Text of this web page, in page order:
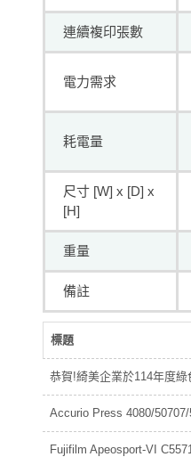
連續複印張數
電力需求
耗電量
尺寸 [W] x [D] x
[H]
重量
備註
標題
恭賀!綺美企業於114年度
Accurio Press 4080/
Fujifilm Apeosport-VI